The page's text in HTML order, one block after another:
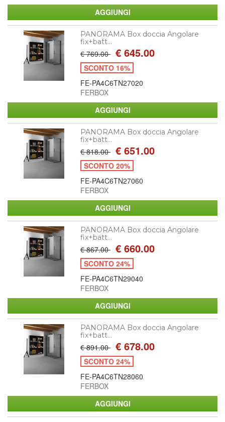
PANORAMA Box doccia Angolare
fix+batt...
€ 769.00 € 645.00
SCONTO 16%
FE-PA4C6TN27020
FERBOX
PANORAMA Box doccia Angolare
fix+batt...
€ 818.00 € 651.00
SCONTO 20%
FE-PA4C6TN27060
FERBOX
PANORAMA Box doccia Angolare
fix+batt...
€ 867.00 € 660.00
SCONTO 24%
FE-PA4C6TN29040
FERBOX
PANORAMA Box doccia Angolare
fix+batt...
€ 891.00 € 678.00
SCONTO 24%
FE-PA4C6TN28060
FERBOX